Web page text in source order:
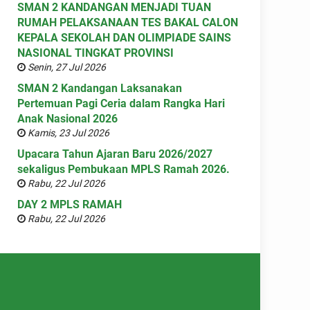
SMAN 2 KANDANGAN MENJADI TUAN
RUMAH PELAKSANAAN TES BAKAL CALON
KEPALA SEKOLAH DAN OLIMPIADE SAINS
NASIONAL TINGKAT PROVINSI
Senin, 27 Jul 2026
SMAN 2 Kandangan Laksanakan
Pertemuan Pagi Ceria dalam Rangka Hari
Anak Nasional 2026
Kamis, 23 Jul 2026
Upacara Tahun Ajaran Baru 2026/2027
sekaligus Pembukaan MPLS Ramah 2026.
Rabu, 22 Jul 2026
DAY 2 MPLS RAMAH
Rabu, 22 Jul 2026